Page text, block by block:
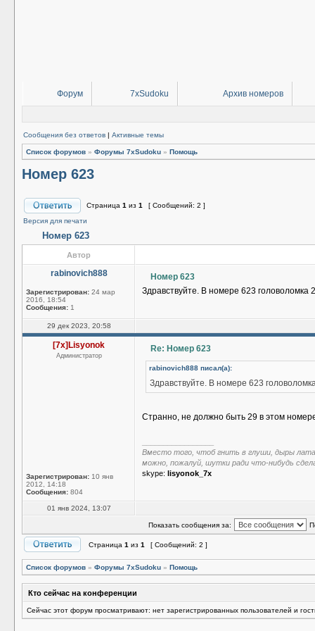
Форум 7xSudoku Архив номеров
Сообщения без ответов | Активные темы
Список форумов » Форумы 7xSudoku » Помощь
Номер 623
Страница 1 из 1
[ Сообщений: 2 ]
Версия для печати
Номер 623
Автор
rabinovich888
Зарегистрирован: 24 мар
2016, 18:54
Сообщения: 1
Номер 623
Здравствуйте. В номере 623 головоломка
29 дек 2023, 20:58
[7x]Lisyonok
Администратор
Зарегистрирован: 10 янв
2012, 14:18
Сообщения: 804
Re: Номер 623
rabinovich888 писал(а):
Здравствуйте. В номере 623
Странно, не должно быть 29 в этом
Вместо того, чтоб гнить в глуши, дыры
можно, пожалуй, шутки ради что-нибудь
skype: lisyonok_7x
01 янв 2024, 13:07
Показать сообщения за:
Страница 1 из 1 [ Сообщений: 2 ]
Список форумов » Форумы 7xSudoku » Помощь
Кто сейчас на конференции
Сейчас этот форум просматривают: нет зарегистрированных пользователей и